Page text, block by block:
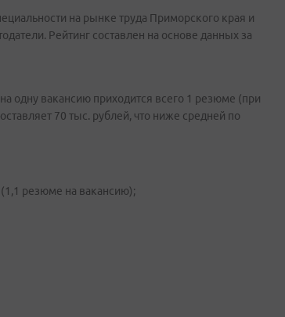
на рынке труда Приморского края и
Рейтинг составлен на основе данных за
одну вакансию приходится всего 1 резюме (при
70 тыс. рублей, что ниже средней по
резюме на вакансию);